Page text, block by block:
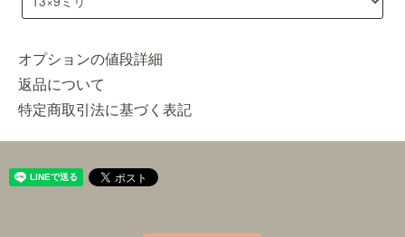
オプションの値段詳細
返品について
特定商取引法に基づく表記